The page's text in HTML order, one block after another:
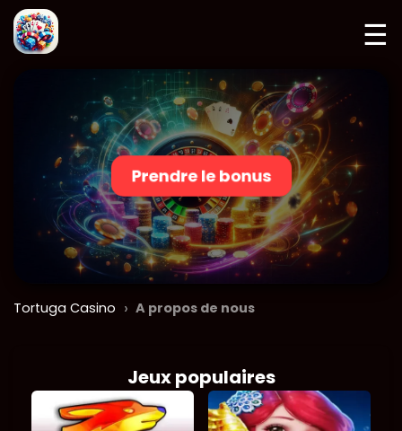
☰
Prendre le bonus
Tortuga Casino › A propos de nous
Jeux populaires